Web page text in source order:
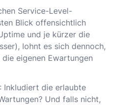
Service-Level-
Blick offensichtlich
und je kürzer die
lohnt es sich dennoch,
eigenen Ewartungen
Inkludiert die erlaubte
Und falls nicht,